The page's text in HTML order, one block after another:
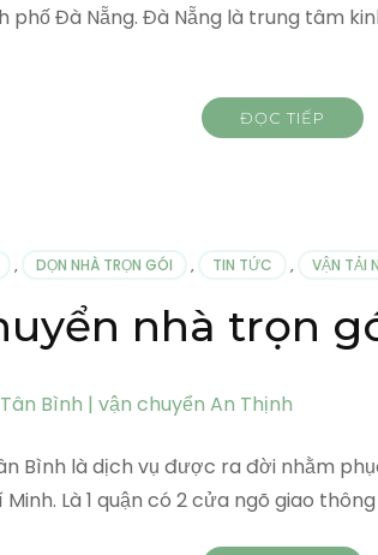
Đà Nẵng. Đà Nẵng là trung tâm
ĐỌC TIẾP
, DỌN NHÀ TRỌN GÓI , TIN TỨC , VẬN TẢI
nhà trọn
Bình là dịch vụ được ra đời nhằm
Là 1 quận có 2 cửa ngõ giao